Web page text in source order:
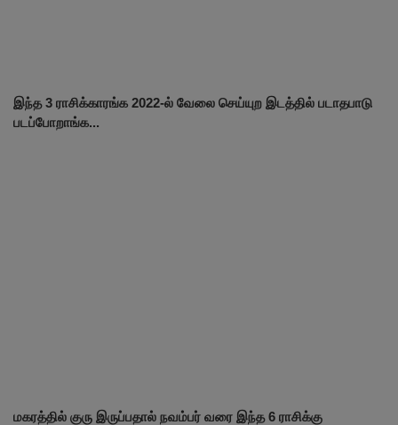
இந்த 3 ராசிக்காரங்க 2022-ல் வேலை செய்யுற இடத்தில் படாதபாடு
படப்போறாங்க...
மகரத்தில் குரு இருப்பதால் நவம்பர் வரை இந்த 6 ராசிக்கு